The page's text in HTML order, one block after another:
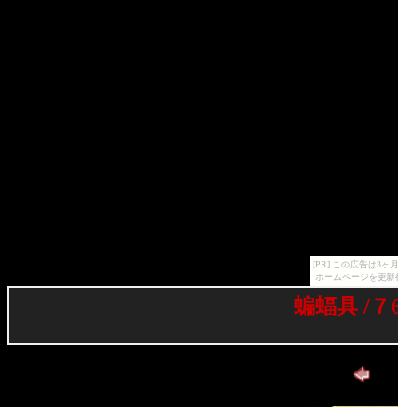
[PR] この広告は3ヶ
ホームページを更
蝙蝠具 /